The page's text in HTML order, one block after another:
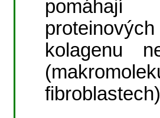
kolagenu